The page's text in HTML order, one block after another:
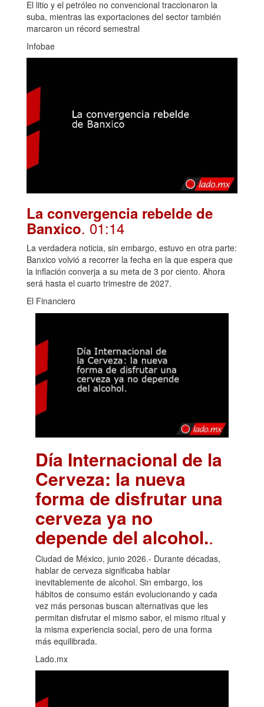
El litio y el petróleo no convencional traccionaron la
suba, mientras las exportaciones del sector también
marcaron un récord semestral
Infobae
La convergencia rebelde de
Banxico. 01:14
La verdadera noticia, sin embargo, estuvo en otra parte:
Banxico volvió a recorrer la fecha en la que espera que
la inflación converja a su meta de 3 por ciento. Ahora
será hasta el cuarto trimestre de 2027.
El Financiero
Día Internacional de la
Cerveza: la nueva
forma de disfrutar una
cerveza ya no
depende del alcohol..
Ciudad de México, junio 2026.- Durante décadas,
hablar de cerveza significaba hablar
inevitablemente de alcohol. Sin embargo, los
hábitos de consumo están evolucionando y cada
vez más personas buscan alternativas que les
permitan disfrutar el mismo sabor, el mismo ritual y
la misma experiencia social, pero de una forma
más equilibrada.
Lado.mx